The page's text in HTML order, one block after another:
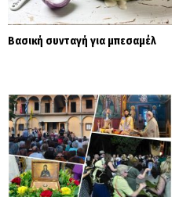
Βασική συνταγή για μπεσαμέλ